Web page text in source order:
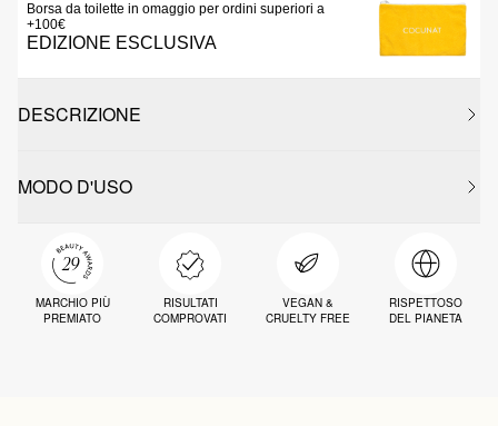
Borsa da toilette in omaggio per ordini superiori a
+100€
EDIZIONE ESCLUSIVA
DESCRIZIONE
MODO D'USO
MARCHIO PIÙ
PREMIATO
RISULTATI
COMPROVATI
VEGAN &
CRUELTY FREE
RISPETTOSO
DEL PIANETA